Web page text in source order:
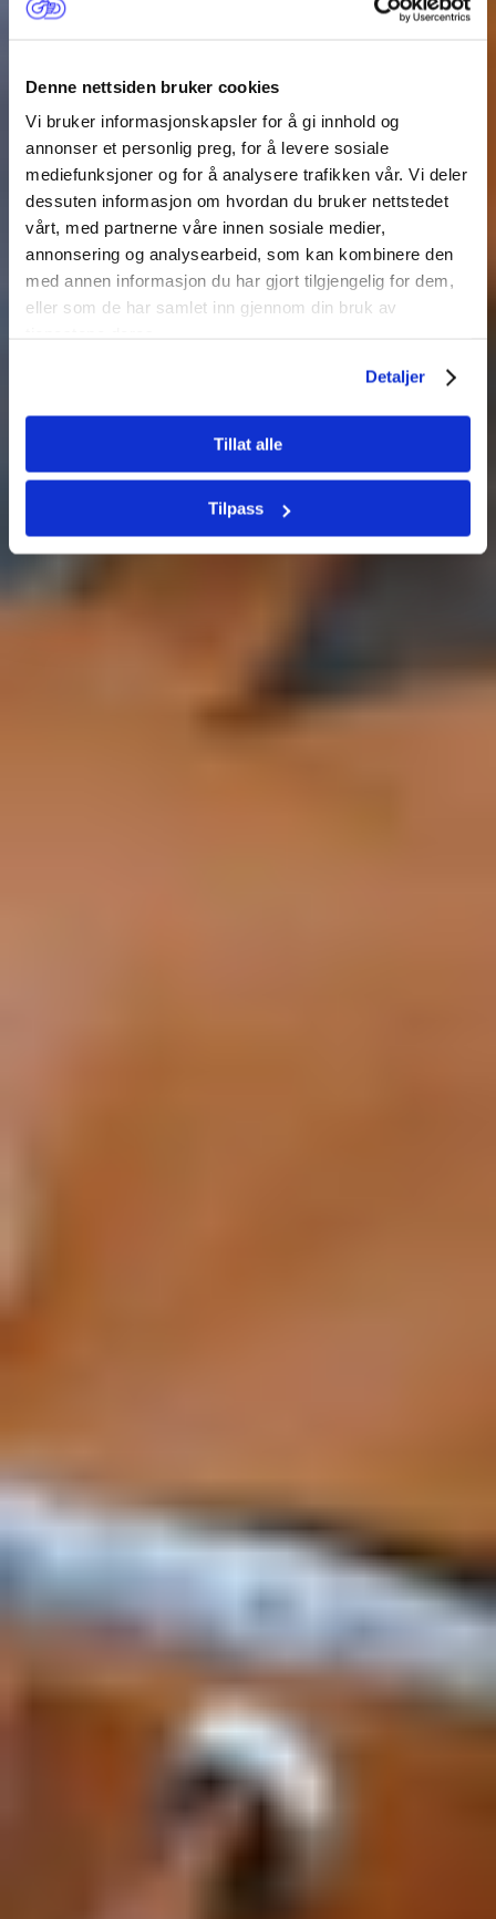
Denne nettsiden bruker cookies
Vi bruker informasjonskapsler for å gi innhold og
annonser et personlig preg, for å levere sosiale
mediefunksjoner og for å analysere trafikken vår. Vi deler
dessuten informasjon om hvordan du bruker nettstedet
vårt, med partnerne våre innen sosiale medier,
annonsering og analysearbeid, som kan kombinere den
med annen informasjon du har gjort tilgjengelig for dem,
eller som de har samlet inn gjennom din bruk av
Detaljer
Tillat alle
Tilpass
Seksuelle og
reproduktive
rettigheter